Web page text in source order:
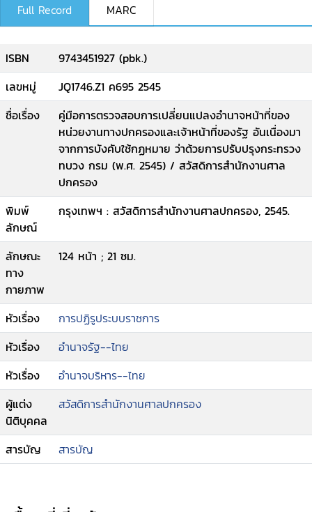
Full Record MARC
ISBN
9743451927 (pbk.)
เลขหมู่
JQ1746.Z1 ค695 2545
ชื่อเรื่อง
คู่มือการตรวจสอบการเปลี่ยนแปลงอำนาจหน้าที่ของ
หน่วยงานทางปกครองและเจ้าหน้าที่ของรัฐ อันเนื่องมา
จากการบังคับใช้กฏหมาย ว่าด้วยการปรับปรุงกระทรวง
ทบวง กรม (พ.ศ. 2545) / สวัสดิการสำนักงานศาล
ปกครอง
พิมพ์
ลักษณ์
กรุงเทพฯ : สวัสดิการสำนักงานศาลปกครอง, 2545.
ลักษณะ
ทาง
กายภาพ
124 หน้า ; 21 ซม.
หัวเรื่อง
การปฏิรูประบบราชการ
หัวเรื่อง
อำนาจรัฐ--ไทย
หัวเรื่อง
อำนาจบริหาร--ไทย
ผู้แต่ง
นิติบุคคล
สวัสดิการสำนักงานศาลปกครอง
สารบัญ สารบัญ